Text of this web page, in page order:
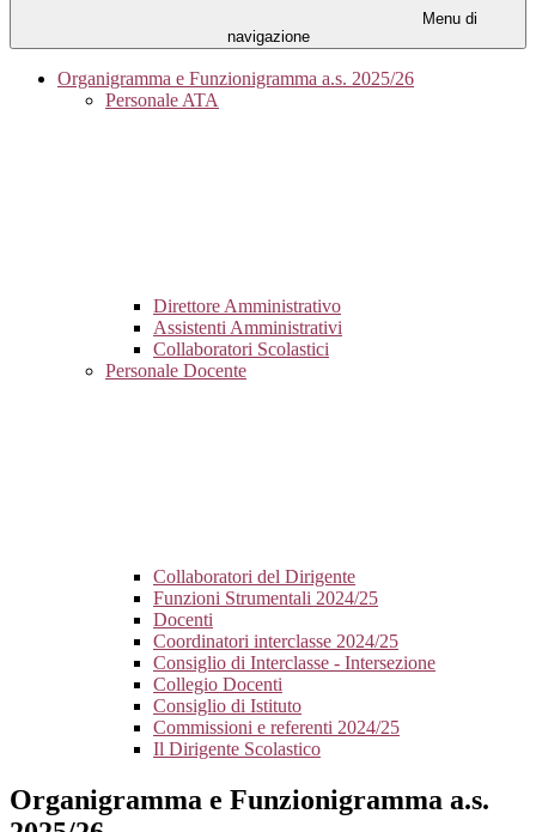
Menu di
navigazione
Organigramma e Funzionigramma a.s. 2025/26
Personale ATA
Direttore Amministrativo
Assistenti Amministrativi
Collaboratori Scolastici
Personale Docente
Collaboratori del Dirigente
Funzioni Strumentali 2024/25
Docenti
Coordinatori interclasse 2024/25
Consiglio di Interclasse - Intersezione
Collegio Docenti
Consiglio di Istituto
Commissioni e referenti 2024/25
Il Dirigente Scolastico
Organigramma e Funzionigramma a.s.